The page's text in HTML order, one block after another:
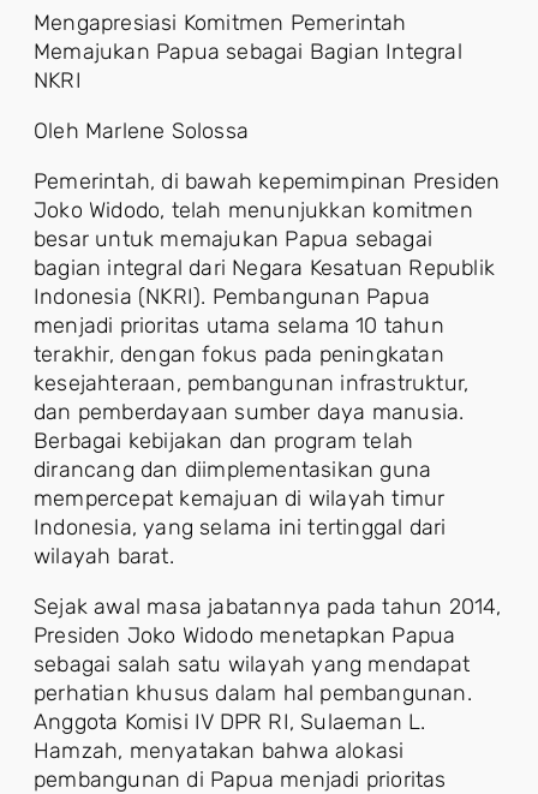
Mengapresiasi Komitmen Pemerintah
Memajukan Papua sebagai Bagian Integral
NKRI
Oleh Marlene Solossa
Pemerintah, di bawah kepemimpinan Presiden
Joko Widodo, telah menunjukkan komitmen
besar untuk memajukan Papua sebagai
bagian integral dari Negara Kesatuan Republik
Indonesia (NKRI). Pembangunan Papua
menjadi prioritas utama selama 10 tahun
terakhir, dengan fokus pada peningkatan
kesejahteraan, pembangunan infrastruktur,
dan pemberdayaan sumber daya manusia.
Berbagai kebijakan dan program telah
dirancang dan diimplementasikan guna
mempercepat kemajuan di wilayah timur
Indonesia, yang selama ini tertinggal dari
wilayah barat.
Sejak awal masa jabatannya pada tahun 2014,
Presiden Joko Widodo menetapkan Papua
sebagai salah satu wilayah yang mendapat
perhatian khusus dalam hal pembangunan.
Anggota Komisi IV DPR RI, Sulaeman L.
Hamzah, menyatakan bahwa alokasi
pembangunan di Papua menjadi prioritas